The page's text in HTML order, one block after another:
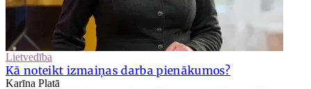
Lietvedība
Kā noteikt izmaiņas darba pienākumos?
Karīna Platā